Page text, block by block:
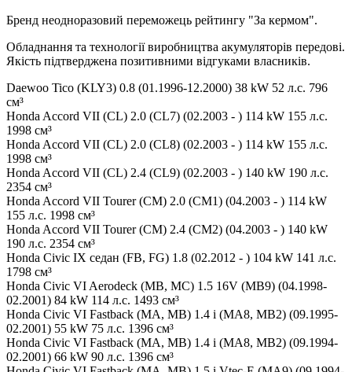
Бренд неодноразовий переможець рейтингу "За кермом".
Обладнання та технології виробництва акумуляторів передові.
Якість підтверджена позитивними відгуками власників.
Daewoo Tico (KLY3) 0.8 (01.1996-12.2000) 38 kW 52 л.с. 796
см³
Honda Accord VII (CL) 2.0 (CL7) (02.2003 - ) 114 kW 155 л.с.
1998 см³
Honda Accord VII (CL) 2.0 (CL8) (02.2003 - ) 114 kW 155 л.с.
1998 см³
Honda Accord VII (CL) 2.4 (CL9) (02.2003 - ) 140 kW 190 л.с.
2354 см³
Honda Accord VII Tourer (CM) 2.0 (CM1) (04.2003 - ) 114 kW
155 л.с. 1998 см³
Honda Accord VII Tourer (CM) 2.4 (CM2) (04.2003 - ) 140 kW
190 л.с. 2354 см³
Honda Civic IX седан (FB, FG) 1.8 (02.2012 - ) 104 kW 141 л.с.
1798 см³
Honda Civic VI Aerodeck (MB, MC) 1.5 16V (MB9) (04.1998-
02.2001) 84 kW 114 л.с. 1493 см³
Honda Civic VI Fastback (MA, MB) 1.4 i (MA8, MB2) (09.1995-
02.2001) 55 kW 75 л.с. 1396 см³
Honda Civic VI Fastback (MA, MB) 1.4 i (MA8, MB2) (09.1994-
02.2001) 66 kW 90 л.с. 1396 см³